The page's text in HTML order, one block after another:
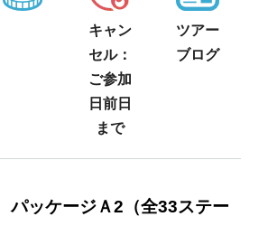
キャン
セル：
ご参加
日前日
まで
ツアー
ブログ
ッケージＡ2（全33ステー